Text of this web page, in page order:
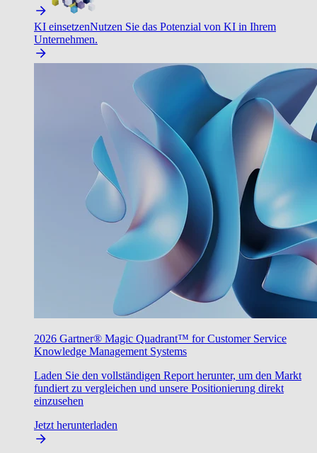
KI einsetzenNutzen Sie das Potenzial von KI in Ihrem
Unternehmen.
2026 Gartner® Magic Quadrant™ for Customer Service
Knowledge Management Systems
Laden Sie den vollständigen Report herunter, um den Markt
fundiert zu vergleichen und unsere Positionierung direkt
einzusehen
Jetzt herunterladen